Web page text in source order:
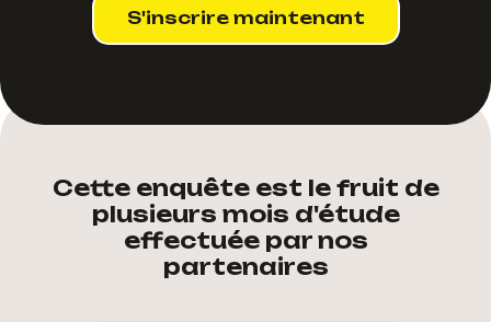
S'inscrire maintenant
Cette enquête est le fruit de
plusieurs mois d'étude
effectuée par nos
partenaires​